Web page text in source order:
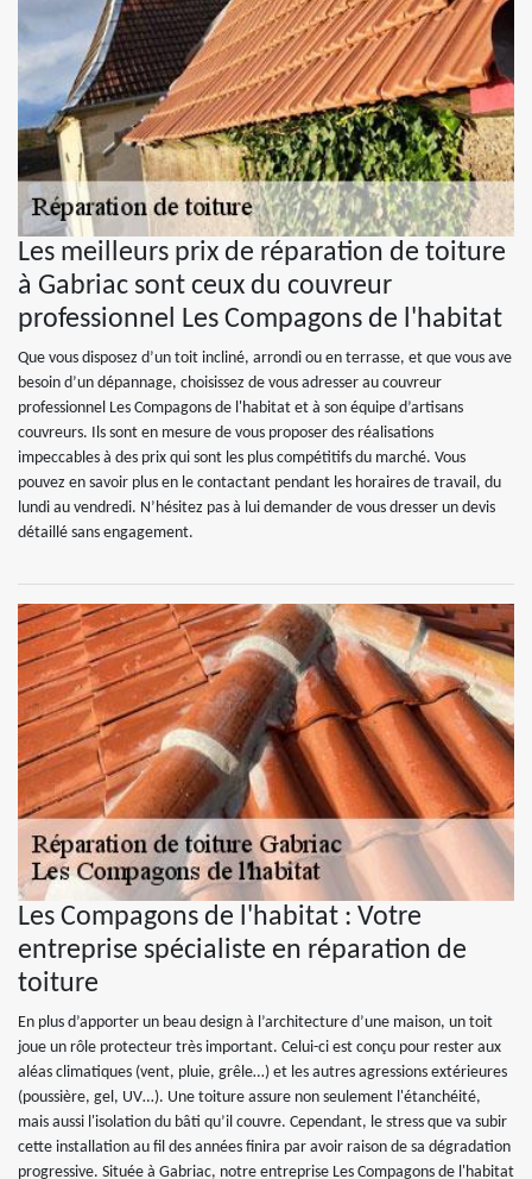
Les meilleurs prix de réparation de toiture
à Gabriac sont ceux du couvreur
professionnel Les Compagons de l'habitat
Que vous disposez d’un toit incliné, arrondi ou en terrasse, et que vous ave
besoin d’un dépannage, choisissez de vous adresser au couvreur
professionnel Les Compagons de l'habitat et à son équipe d’artisans
couvreurs. Ils sont en mesure de vous proposer des réalisations
impeccables à des prix qui sont les plus compétitifs du marché. Vous
pouvez en savoir plus en le contactant pendant les horaires de travail, du
lundi au vendredi. N’hésitez pas à lui demander de vous dresser un devis
détaillé sans engagement.
Les Compagons de l'habitat : Votre
entreprise spécialiste en réparation de
toiture
En plus d’apporter un beau design à l’architecture d’une maison, un toit
joue un rôle protecteur très important. Celui-ci est conçu pour rester aux
aléas climatiques (vent, pluie, grêle…) et les autres agressions extérieures
(poussière, gel, UV…). Une toiture assure non seulement l'étanchéité,
mais aussi l'isolation du bâti qu’il couvre. Cependant, le stress que va subir
cette installation au fil des années finira par avoir raison de sa dégradation
progressive. Située à Gabriac, notre entreprise Les Compagons de l'habitat